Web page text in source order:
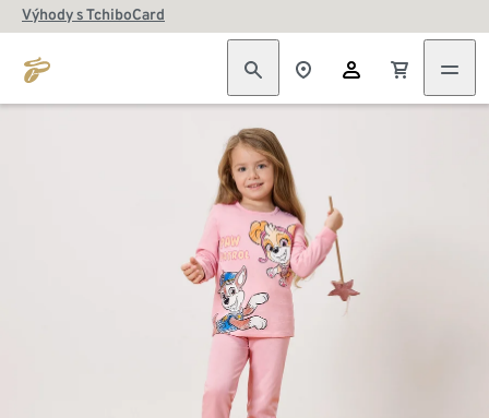
Výhody s TchiboCard